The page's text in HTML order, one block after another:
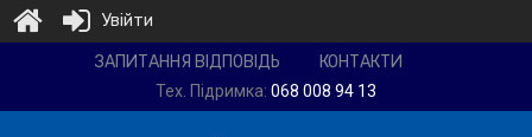
компанія
ЗАПИТАННЯ ВІДПОВІДЬ КОНТАКТИ
Тех. Підримка: 068 008 94 13
Увійти